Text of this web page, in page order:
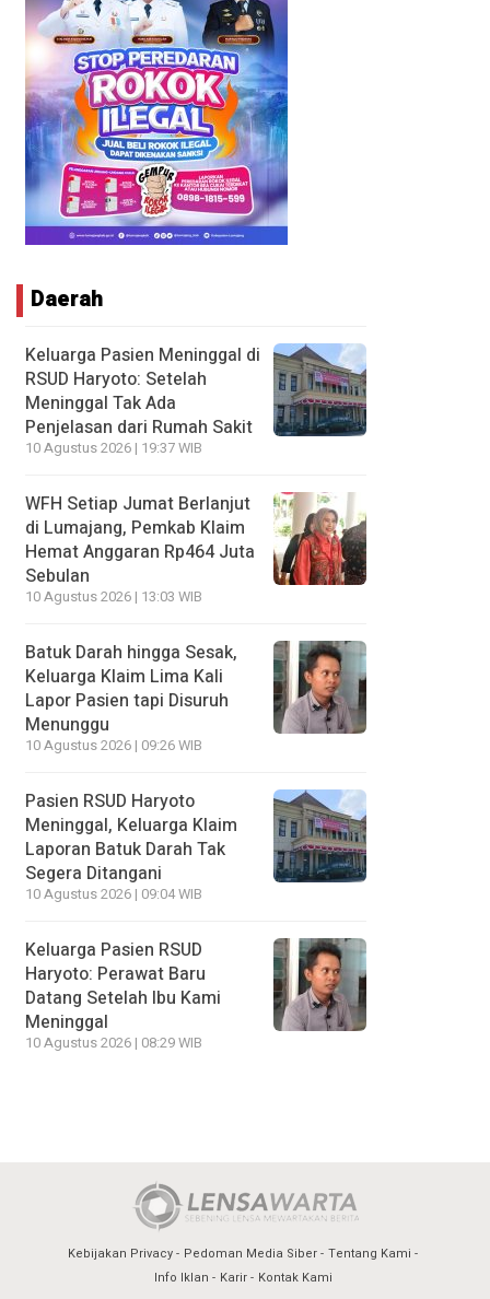
Daerah
Keluarga Pasien Meninggal di
RSUD Haryoto: Setelah
Meninggal Tak Ada
Penjelasan dari Rumah Sakit
10 Agustus 2026 | 19:37 WIB
WFH Setiap Jumat Berlanjut
di Lumajang, Pemkab Klaim
Hemat Anggaran Rp464 Juta
Sebulan
10 Agustus 2026 | 13:03 WIB
Batuk Darah hingga Sesak,
Keluarga Klaim Lima Kali
Lapor Pasien tapi Disuruh
Menunggu
10 Agustus 2026 | 09:26 WIB
Pasien RSUD Haryoto
Meninggal, Keluarga Klaim
Laporan Batuk Darah Tak
Segera Ditangani
10 Agustus 2026 | 09:04 WIB
Keluarga Pasien RSUD
Haryoto: Perawat Baru
Datang Setelah Ibu Kami
Meninggal
10 Agustus 2026 | 08:29 WIB
Kebijakan Privacy Pedoman Media Siber Tentang Kami
Info Iklan
Karir Kontak Kami